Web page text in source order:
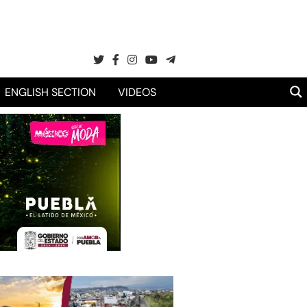
ENGLISH SECTION VIDEOS